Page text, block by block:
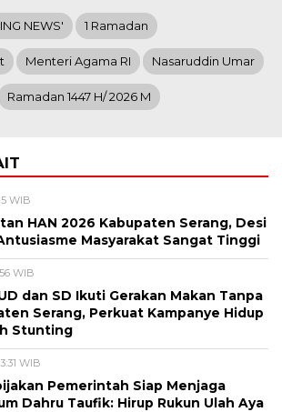
NEWS' 1 Ramadan
Menteri Agama RI Nasaruddin Umar
Ramadan 1447 H/ 2026 M
WIB
HAN 2026 Kabupaten Serang, Desi
Masyarakat Sangat Tinggi
WIB
dan SD Ikuti Gerakan Makan Tanpa
Serang, Perkuat Kampanye Hidup
Stunting
WIB
Pemerintah Siap Menjaga
Dahru Taufik: Hirup Rukun Ulah Aya